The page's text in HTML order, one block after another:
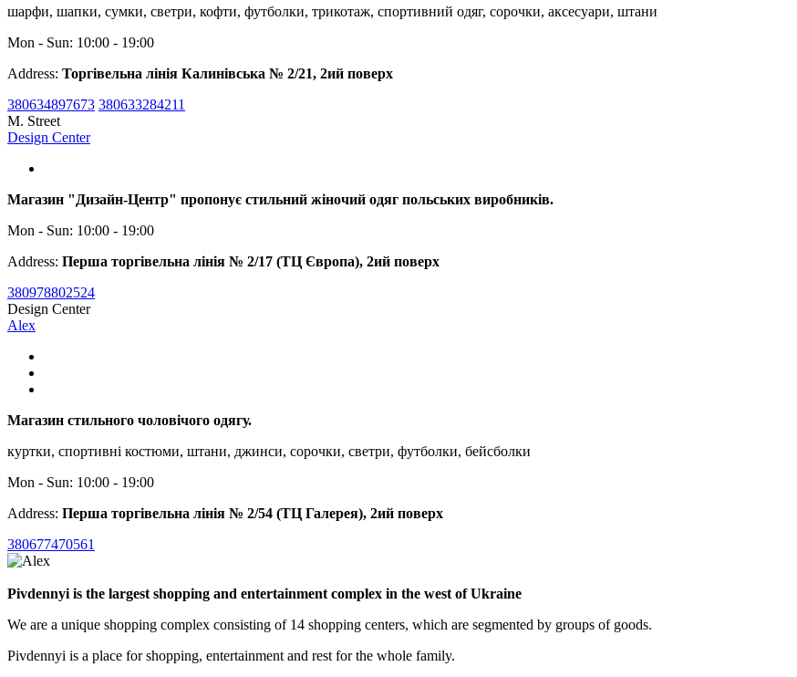
шарфи, шапки, сумки, светри, кофти, футболки, трикотаж, cпортивний одяг, сорочки, аксесуари, штани
Mon - Sun: 10:00 - 19:00
Address: Торгівельна лінія Калинівська № 2/21, 2ий поверх
380634897673 380633284211
M. Street
Design Center
Магазин "Дизайн-Центр" пропонує стильний жіночий одяг польських виробників.
Mon - Sun: 10:00 - 19:00
Address: Перша торгівельна лінія № 2/17 (ТЦ Європа), 2ий поверх
380978802524
Design Center
Alex
Магазин стильного чоловічого одягу.
куртки, спортивні костюми, штани, джинси, сорочки, светри, футболки, бейсболки
Mon - Sun: 10:00 - 19:00
Address: Перша торгівельна лінія № 2/54 (ТЦ Галерея), 2ий поверх
380677470561
Pivdennyi is the largest shopping and entertainment complex in the west of Ukraine
We are a unique shopping complex consisting of 14 shopping centers, which are segmented by groups of goods.
Pivdennyi is a place for shopping, entertainment and rest for the whole family.